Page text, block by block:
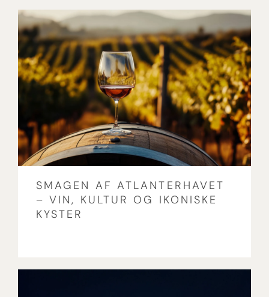
SMAGEN AF ATLANTERHAVET
– VIN, KULTUR OG IKONISKE
KYSTER